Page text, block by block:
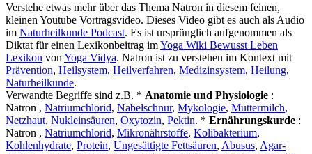
Verstehe etwas mehr über das Thema Natron in diesem feinen,
kleinen Youtube Vortragsvideo. Dieses Video gibt es auch als Audio
im Naturheilkunde Podcast. Es ist ursprünglich aufgenommen als
Diktat für einen Lexikonbeitrag imYoga Wiki Bewusst Leben
Lexikon von Yoga Vidya. Natron ist zu verstehen im Kontext mit
Prävention, Heilsystem, Heilverfahren, Medizinsystem, Heilung,
Naturheilkunde.
Verwandte Begriffe sind z.B. * Anatomie und Physiologie :
Natron , Natriumchlorid, Nabelschnur, Mykologie, Muttermilch,
Netzhaut, Nukleinsäuren, Oxytozin, Pektin. * Ernährungskurde :
Natron , Natriumchlorid, Mikronährstoffe, Kolibakterium,
Kohlenhydrate, Protein, Ungesättigte Fettsäuren, Abusus, Agar-